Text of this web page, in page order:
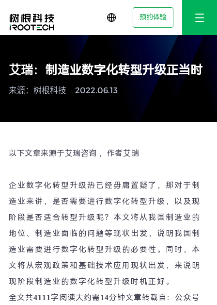
预约体验
艾瑞：制造业数字化转型升级正当时
来源：树根科技 2022.06.13
以下文章来源于艾瑞咨询 ，作者艾瑞
企业数字化转型升级热已经毋庸置疑了，那对于制
造业来讲，是否需要进行数字化转型升级，以及现
阶段是否适合转型升级呢？本文将从我国制造业的
地位、制造业面临的问题等现状出发，说明我国制
造业需要进行数字化转型升级的必要性。同时，本
文将从宏观政策和基础技术应用现状出发，来说明
现阶段制造业的数字化转型升级时机正好。
全文共4111字阅读大约需14分钟文章转载自：公众号